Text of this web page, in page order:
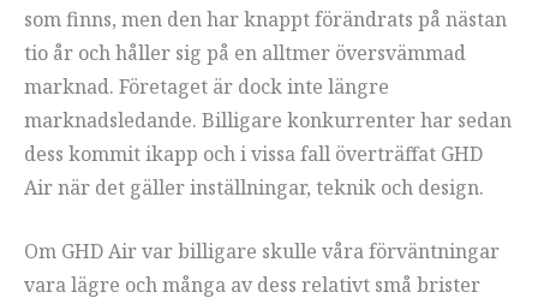
som finns, men den har knappt förändrats på nästan
tio år och håller sig på en alltmer översvämmad
marknad. Företaget är dock inte längre
marknadsledande. Billigare konkurrenter har sedan
dess kommit ikapp och i vissa fall överträffat GHD
Air när det gäller inställningar, teknik och design.
Om GHD Air var billigare skulle våra förväntningar
vara lägre och många av dess relativt små brister